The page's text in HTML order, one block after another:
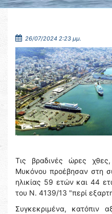
26/07/2024 2:23 μμ.
Τις βραδινές ώρες
Μυκόνου προέβησαν στη
ηλικίας 59 ετών και 44
του Ν. 4139/13 "περί
Συγκεκριμένα, κατόπιν